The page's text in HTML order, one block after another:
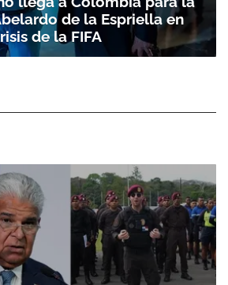
suscribirte a nuestro boletín.
de la Espriella en
de la FIFA